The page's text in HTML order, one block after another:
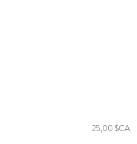
25,00 $CAPrix